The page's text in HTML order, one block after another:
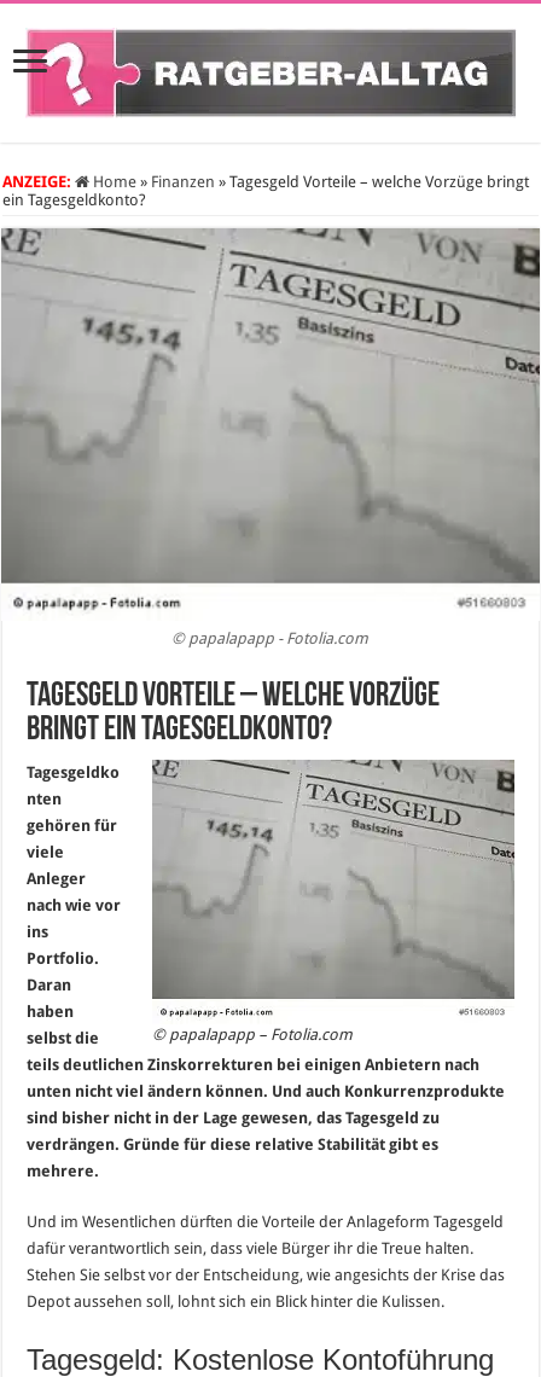
ANZEIGE: Home » Finanzen » Tagesgeld Vorteile – welche Vorzüge bringt
ein Tagesgeldkonto?
© papalapapp - Fotolia.com
Tagesgeld Vorteile – welche Vorzüge
bringt ein Tagesgeldkonto?
© papalapapp – Fotolia.com
Tagesgeldko
nten
gehören für
viele
Anleger
nach wie vor
ins
Portfolio.
Daran
haben
selbst die
teils deutlichen Zinskorrekturen bei einigen Anbietern nach
unten nicht viel ändern können. Und auch Konkurrenzprodukte
sind bisher nicht in der Lage gewesen, das Tagesgeld zu
verdrängen. Gründe für diese relative Stabilität gibt es
mehrere.
Und im Wesentlichen dürften die Vorteile der Anlageform Tagesgeld
dafür verantwortlich sein, dass viele Bürger ihr die Treue halten.
Stehen Sie selbst vor der Entscheidung, wie angesichts der Krise das
Depot aussehen soll, lohnt sich ein Blick hinter die Kulissen.
Tagesgeld: Kostenlose Kontoführung